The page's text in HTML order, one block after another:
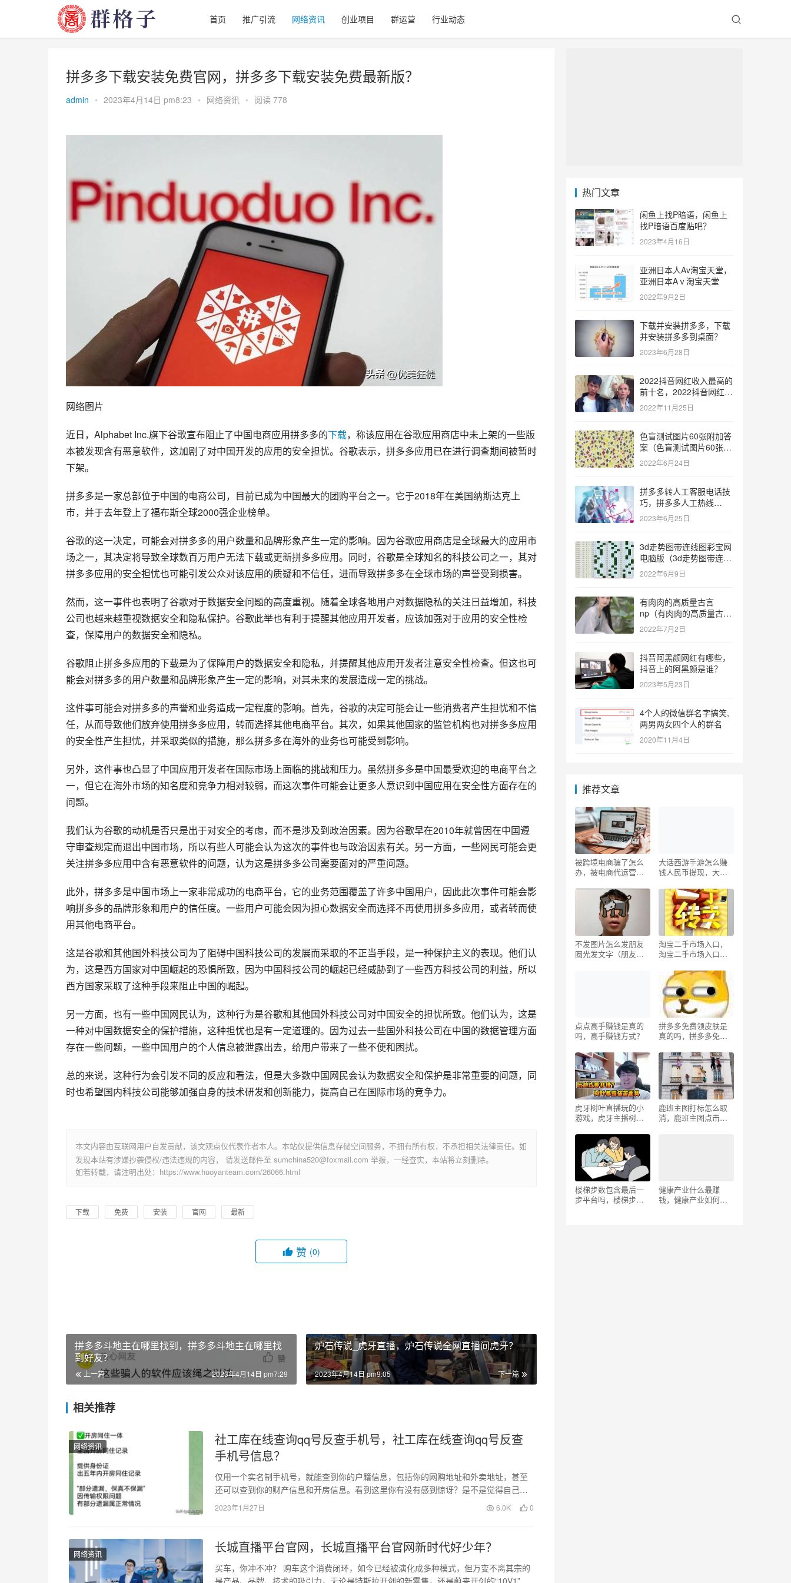
首页 推广引流 网络资讯 创业项目 群运营 行业动态
拼多多下载安装免费官网，拼多多下载安装免费最新版？
admin • 2023年4月14日 pm8:23 • 网络资讯 • 阅读 778
网络图片
近日，Alphabet Inc.旗下谷歌宣布阻止了中国电商应用拼多多的下载，称该应用在谷歌应用商店中未上架的一些版
本被发现含有恶意软件，这加剧了对中国开发的应用的安全担忧。谷歌表示，拼多多应用已在进行调查期间被暂时
下架。
拼多多是一家总部位于中国的电商公司，目前已成为中国最大的团购平台之一。它于2018年在美国纳斯达克上
市，并于去年登上了福布斯全球2000强企业榜单。
谷歌的这一决定，可能会对拼多多的用户数量和品牌形象产生一定的影响。因为谷歌应用商店是全球最大的应用市
场之一，其决定将导致全球数百万用户无法下载或更新拼多多应用。同时，谷歌是全球知名的科技公司之一，其对
拼多多应用的安全担忧也可能引发公众对该应用的质疑和不信任，进而导致拼多多在全球市场的声誉受到损害。
然而，这一事件也表明了谷歌对于数据安全问题的高度重视。随着全球各地用户对数据隐私的关注日益增加，科技
公司也越来越重视数据安全和隐私保护。谷歌此举也有利于提醒其他应用开发者，应该加强对于应用的安全性检
查，保障用户的数据安全和隐私。
谷歌阻止拼多多应用的下载是为了保障用户的数据安全和隐私，并提醒其他应用开发者注意安全性检查。但这也可
能会对拼多多的用户数量和品牌形象产生一定的影响，对其未来的发展造成一定的挑战。
这件事可能会对拼多多的声誉和业务造成一定程度的影响。首先，谷歌的决定可能会让一些消费者产生担忧和不信
任，从而导致他们放弃使用拼多多应用，转而选择其他电商平台。其次，如果其他国家的监管机构也对拼多多应用
的安全性产生担忧，并采取类似的措施，那么拼多多在海外的业务也可能受到影响。
另外，这件事也凸显了中国应用开发者在国际市场上面临的挑战和压力。虽然拼多多是中国最受欢迎的电商平台之
一，但它在海外市场的知名度和竞争力相对较弱，而这次事件可能会让更多人意识到中国应用在安全性方面存在的
问题。
我们认为谷歌的动机是否只是出于对安全的考虑，而不是涉及到政治因素。因为谷歌早在2010年就曾因在中国遵
守审查规定而退出中国市场，所以有些人可能会认为这次的事件也与政治因素有关。另一方面，一些网民可能会更
关注拼多多应用中含有恶意软件的问题，认为这是拼多多公司需要面对的严重问题。
此外，拼多多是中国市场上一家非常成功的电商平台，它的业务范围覆盖了许多中国用户，因此此次事件可能会影
响拼多多的品牌形象和用户的信任度。一些用户可能会因为担心数据安全而选择不再使用拼多多应用，或者转而使
用其他电商平台。
这是谷歌和其他国外科技公司为了阻碍中国科技公司的发展而采取的不正当手段，是一种保护主义的表现。他们认
为，这是西方国家对中国崛起的恐惧所致，因为中国科技公司的崛起已经威胁到了一些西方科技公司的利益，所以
西方国家采取了这种手段来阻止中国的崛起。
另一方面，也有一些中国网民认为，这种行为是谷歌和其他国外科技公司对中国安全的担忧所致。他们认为，这是
一种对中国数据安全的保护措施，这种担忧也是有一定道理的。因为过去一些国外科技公司在中国的数据管理方面
存在一些问题，一些中国用户的个人信息被泄露出去，给用户带来了一些不便和困扰。
总的来说，这种行为会引发不同的反应和看法，但是大多数中国网民会认为数据安全和保护是非常重要的问题，同
时也希望国内科技公司能够加强自身的技术研发和创新能力，提高自己在国际市场的竞争力。
本文内容由互联网用户自发贡献，该文观点仅代表作者本人。本站仅提供信息存储空间服务，不拥有所有权，不承担相关法律责任。如
发现本站有涉嫌抄袭侵权/违法违规的内容， 请发送邮件至 sumchina520@foxmail.com 举报，一经查实，本站将立刻删除。
如若转载，请注明出处：https://www.huoyanteam.com/26066.html
下载 免费 安装 官网 最新
赞 (0)
拼多多斗地主在哪里找到，拼多多斗地主在哪里找
到好友？
上一篇 2023年4月14日 pm7:29
炉石传说_虎牙直播，炉石传说全网直播间虎牙？
下一篇
2023年4月14日 pm9:05
相关推荐
网络资讯
社工库在线查询qq号反查手机号，社工库在线查询qq号反查
手机号信息？
仅用一个实名制手机号，就能查到你的户籍信息，包括你的网购地址和外卖地址，甚至
还可以查到你的财产信息和开房信息。看到这里你有没有感到惊讶？是不是觉得自己的
个人信息没有隐私了，是不是觉…
2023年1月27日 6.0K 0
网络资讯 长城直播平台官网，长城直播平台官网新时代好少年？
买车，你冲不冲？ 购车这个消费闭环，如今已经被演化成多种模式，但万变不离其宗的
热门文章
闲鱼上找P暗语，闲鱼上
找P暗语百度贴吧？
2023年4月16日
亚洲日本人Av淘宝天堂，
亚洲日本Aⅴ淘宝天堂
2022年9月2日
下载并安装拼多多，下载
并安装拼多多到桌面？
2023年6月28日
2022抖音网红收入最高的
前十名，2022抖音网红收
入最高的前十名有哪些？
2022年11月25日
色盲测试图片60张附加答
案（色盲测试图片60张复
杂）
2022年6月24日
拼多多转人工客服电话技
巧，拼多多人工热线
9541344？
2023年6月25日
3d走势图带连线图彩宝网
电脑版（3d走势图带连线
图彩宝网手机版）
2022年6月9日
有肉肉的高质量古言
np（有肉肉的高质量古言
np推荐）
2022年7月2日
抖音阿黑颜网红有哪些，
抖音上的阿黑颜是谁？
2023年5月23日
4个人的微信群名字搞笑,
两男两女四个人的群名
2020年11月4日
推荐文章
被跨境电商骗了怎么
办，被电商代运营骗
大话西游手游怎么赚
钱人民币提现，大话
少？
不发图片怎么发朋友
圈光发文字（朋友圈
淘宝二手市场入口，
淘宝二手市场入口在
点点高手赚钱是真的
吗，高手赚钱方式？
拼多多免费领皮肤是
真的吗，拼多多免费
虎牙树叶直播玩的小
游戏，虎牙主播树叶
鹿班主图打标怎么取
消，鹿班主图点击优
楼梯步数包含最后一
步平台吗，楼梯步数
健康产业什么最赚
钱，健康产业如何盈